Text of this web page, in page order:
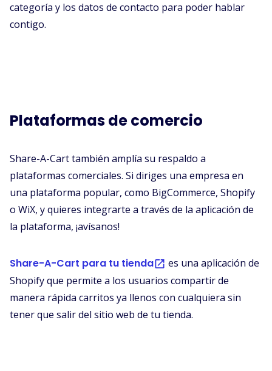
categoría y los datos de contacto para poder hablar
contigo.
Plataformas de comercio
Share-A-Cart también amplía su respaldo a
plataformas comerciales. Si diriges una empresa en
una plataforma popular, como BigCommerce, Shopify
o WiX, y quieres integrarte a través de la aplicación de
la plataforma, ¡avísanos!
Share-A-Cart para tu tienda
es una aplicación de
Shopify que permite a los usuarios compartir de
manera rápida carritos ya llenos con cualquiera sin
tener que salir del sitio web de tu tienda.